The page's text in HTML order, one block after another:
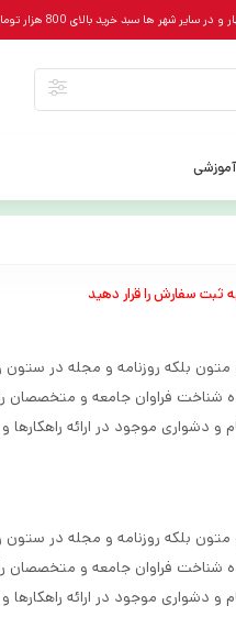
ثبت سفارش را قرار دهید
بلکه روزنامه و مجله در ستون
فراوان جامعه و متخصصان را
موجود در ارائه
بلکه روزنامه و مجله در ستون
فراوان جامعه و متخصصان را
موجود در ارائه